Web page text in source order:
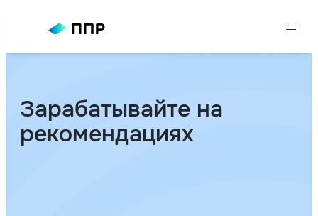
Зарабатывайте на
рекомендациях